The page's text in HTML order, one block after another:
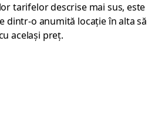
tarifelor descrise mai sus, este
dintr-o anumită locație în alta să
același preț.